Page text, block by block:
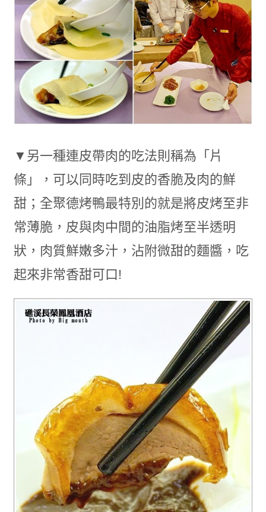
▼另一種連皮帶肉的吃法則稱為「片
條」，可以同時吃到皮的香脆及肉的鮮
甜；全聚德烤鴨最特別的就是將皮烤至非
常薄脆，皮與肉中間的油脂烤至半透明
狀，肉質鮮嫩多汁，沾附微甜的麵醬，吃
起來非常香甜可口!